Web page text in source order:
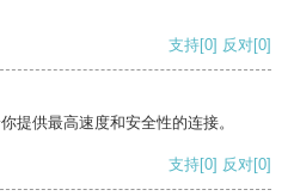
支持[0] 反对[0]
提供最高速度和安全性的连接。
支持[0] 反对[0]